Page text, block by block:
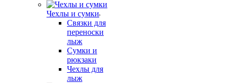
Чехлы и сумки
Связки для
переноски
лыж
Сумки и
рюкзаки
Чехлы для
лыж